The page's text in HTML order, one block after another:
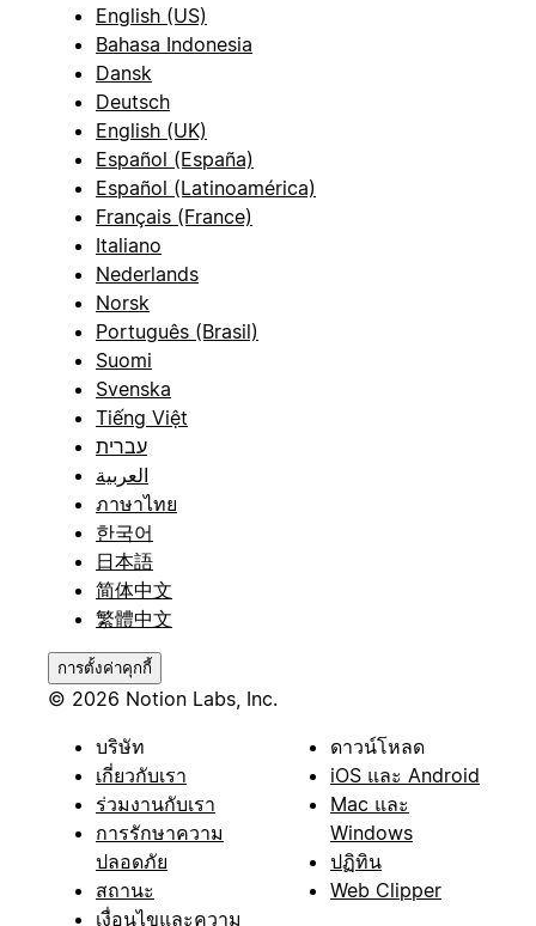
English (US)
Bahasa Indonesia
Dansk
Deutsch
English (UK)
Español (España)
Español (Latinoamérica)
Français (France)
Italiano
Nederlands
Norsk
Português (Brasil)
Suomi
Svenska
Tiếng Việt
עברית
العربية
ภาษาไทย
한국어
日本語
简体中文
繁體中文
การตั้งค่าคุกกี้
© 2026 Notion Labs, Inc.
บริษัท
เกี่ยวกับเรา
ร่วมงานกับเรา
การรักษาความ
ปลอดภัย
สถานะ
เงื่อนไขและความ
ดาวน์โหลด
iOS และ Android
Mac และ
Windows
ปฏิทิน
Web Clipper